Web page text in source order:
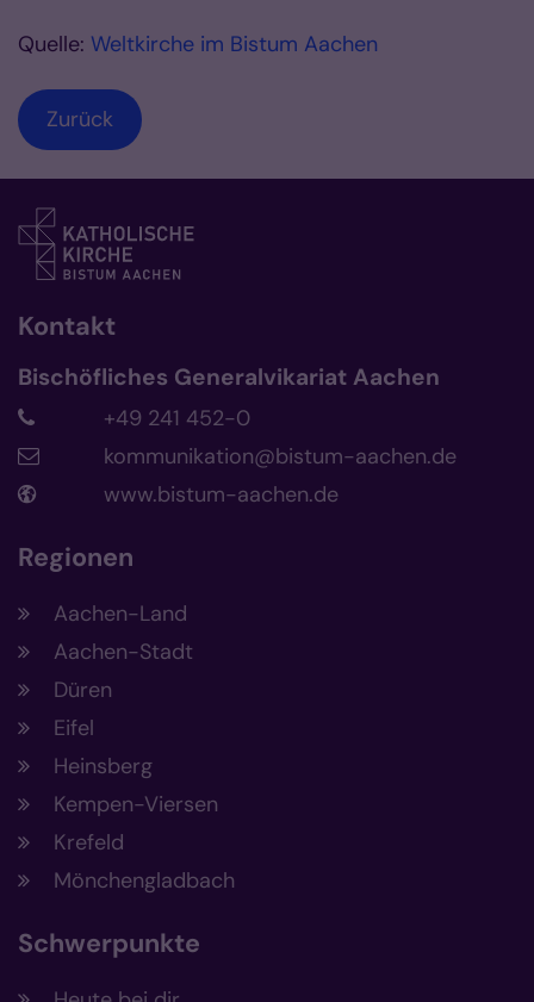
Quelle: Weltkirche im Bistum Aachen
Zurück
Kontakt
Bischöfliches Generalvikariat Aachen
+49 241 452-0
kommunikation@bistum-aachen.de
www.bistum-aachen.de
Regionen
Aachen-Land
Aachen-Stadt
Düren
Eifel
Heinsberg
Kempen-Viersen
Krefeld
Mönchengladbach
Schwerpunkte